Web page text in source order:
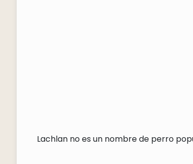
Lachlan no es un nombre de perro